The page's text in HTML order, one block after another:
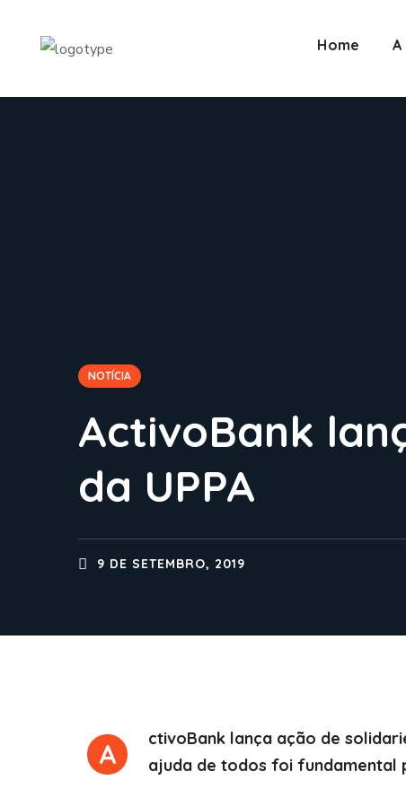
Home A
NOTÍCIA
ActivoBank
da UPPA
9 DE SETEMBRO, 2019
A
ctivoBank lança ação de
ajuda de todos foi fundamental